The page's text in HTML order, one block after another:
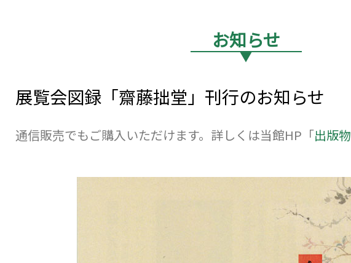
お知らせ
▼
展覧会図録「齋藤拙堂」刊行のお知らせ
通信販売でもご購入いただけます。詳しくは当館HP「出版物